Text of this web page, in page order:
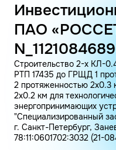
ПАО
Строительство 2-х КЛ-
РТП 17435 до ГРЩД 1
2 протяженностью
2х0.2 км для
энергопринимающих
"Специализированный
г. Санкт-Петербург,
78:11:0601702:3032 (21-